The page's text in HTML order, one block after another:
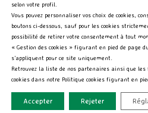
R
e
c
h
e
r
c
h
e
Hari&Co 2026 •Niveau
conforme•
selon votre profil.
Vous pouvez personnaliser vos choix de cookies,
boutons ci-dessous, sauf pour les cookies
possibilité de retirer votre consentement à tout
« Gestion des cookies » figurant en pied de page
s’appliquent pour ce site uniquement.
Retrouvez la liste de nos partenaires ainsi que
cookies dans notre Politique cookies figurant en
Accepter Rejeter